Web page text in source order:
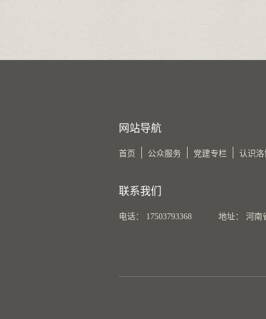
网站导航
首页 公众服务 党建专栏 认识洛
联系我们
电话： 17503793368 地址： 河南